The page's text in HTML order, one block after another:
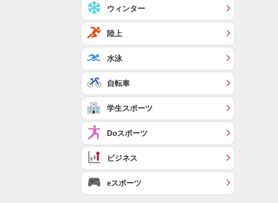
ウィンター
陸上
水泳
自転車
学生スポーツ
Doスポーツ
ビジネス
eスポーツ